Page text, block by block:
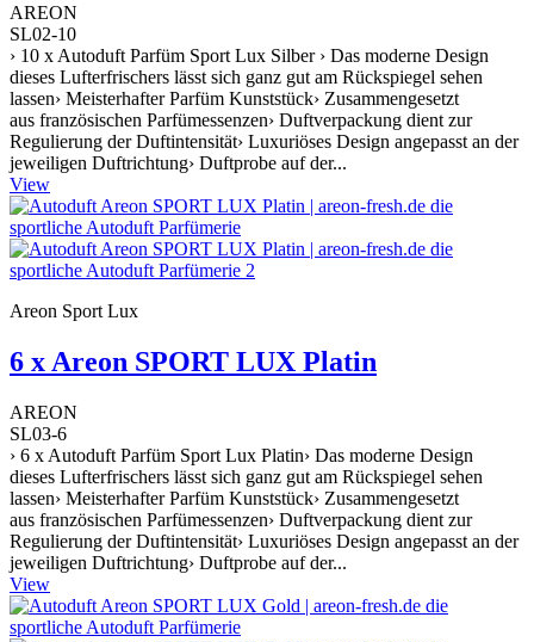
AREON
SL02-10
› 10 x Autoduft Parfüm Sport Lux Silber › Das moderne Design
dieses Lufterfrischers lässt sich ganz gut am Rückspiegel sehen
lassen› Meisterhafter Parfüm Kunststück› Zusammengesetzt
aus französischen Parfümessenzen› Duftverpackung dient zur
Regulierung der Duftintensität› Luxuriöses Design angepasst an der
jeweiligen Duftrichtung› Duftprobe auf der...
View
Areon Sport Lux
6 x Areon SPORT LUX Platin
AREON
SL03-6
› 6 x Autoduft Parfüm Sport Lux Platin› Das moderne Design
dieses Lufterfrischers lässt sich ganz gut am Rückspiegel sehen
lassen› Meisterhafter Parfüm Kunststück› Zusammengesetzt
aus französischen Parfümessenzen› Duftverpackung dient zur
Regulierung der Duftintensität› Luxuriöses Design angepasst an der
jeweiligen Duftrichtung› Duftprobe auf der...
View